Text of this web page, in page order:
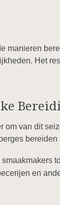
manieren
Het
van dit
en